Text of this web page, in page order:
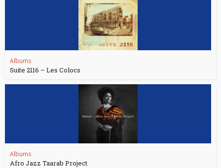
Albums
Suite 2116 – Les Colocs
Albums
Afro Jazz Taarab Project